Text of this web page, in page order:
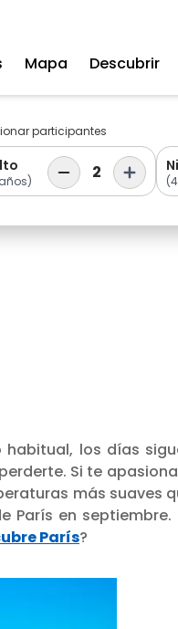
Mapa Descubrir
participantes
2
los días
Si te
más suaves
París en septiembre.
París?